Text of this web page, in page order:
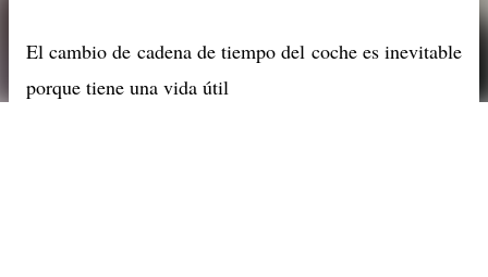
El cambio de cadena de tiempo del coche es inevitable
porque tiene una vida útil